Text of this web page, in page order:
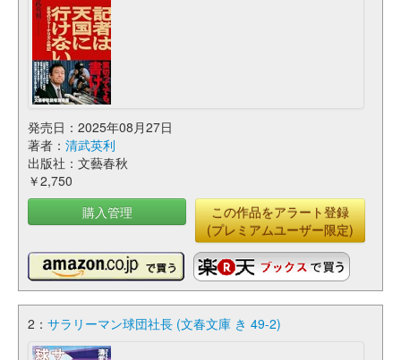
発売日：2025年08月27日
著者： 清武英利
出版社：文藝春秋
￥2,750
購入管理
この作品をアラート登録
(プレミアムユーザー限定)
2： サラリーマン球団社長 (文春文庫 き 49-2)